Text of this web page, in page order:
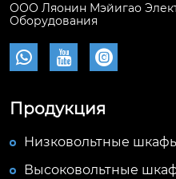
ООО Ляонин Мэйигао
Оборудования
  
Продукция
Низковольтные
Высоковольтные